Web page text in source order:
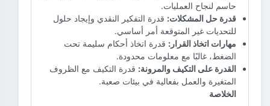
حاسم لنجاح العمليات.
قدرة حل المشكلات: قدرة التفكير النقدي وإيجاد حلول
للتحديات غير المتوقعة أمر أساسي.
مهارات اتخاذ القرار: قدرة اتخاذ أحكام سليمة تحت
الضغط، غالبًا مع معلومات محدودة.
القدرة على التكيف والمرونة: قدرة التكيف مع الظروف
المتغيرة والعمل بفعالية في بيئات صعبة.
الخلاصة